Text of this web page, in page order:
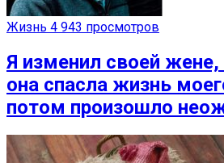
Жизнь 4 943 просмотров
Я изменил своей жене,
она спасла жизнь
потом произошло